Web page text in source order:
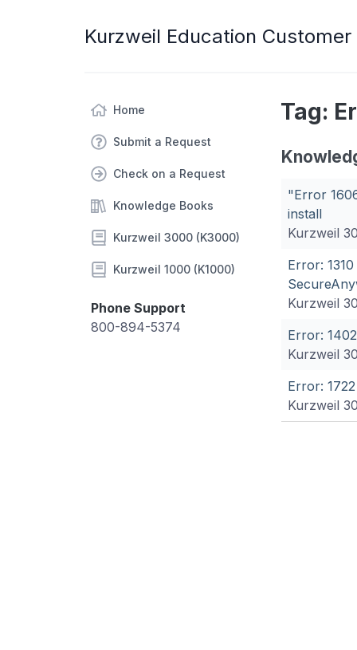
Kurzweil Education
Home
Submit a Request
Check on a Request
Knowledge Books
Kurzweil 3000 (K3000)
Kurzweil 1000 (K1000)
Phone Support
800-894-5374
Tag:
"Error
install
Kurzweil
Error:
Kurzweil
Error: 1402
Kurzweil
Error:
Kurzweil